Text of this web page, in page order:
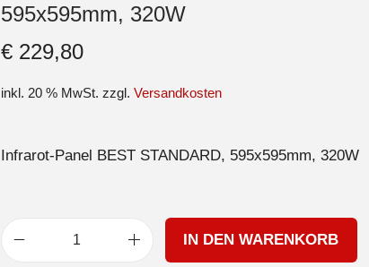
595x595mm, 320W
€229,80
inkl. 20 % MwSt. zzgl. Versandkosten
Infrarot-Panel BEST STANDARD, 595x595mm, 320W
IN DEN WARENKORB